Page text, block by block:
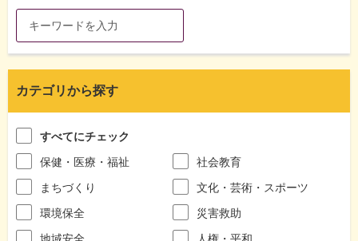
カテゴリから探す
すべてにチェック
保健・医療・福祉
社会教育
まちづくり
文化・芸術・スポーツ
環境保全
災害救助
地域安全
人権・平和